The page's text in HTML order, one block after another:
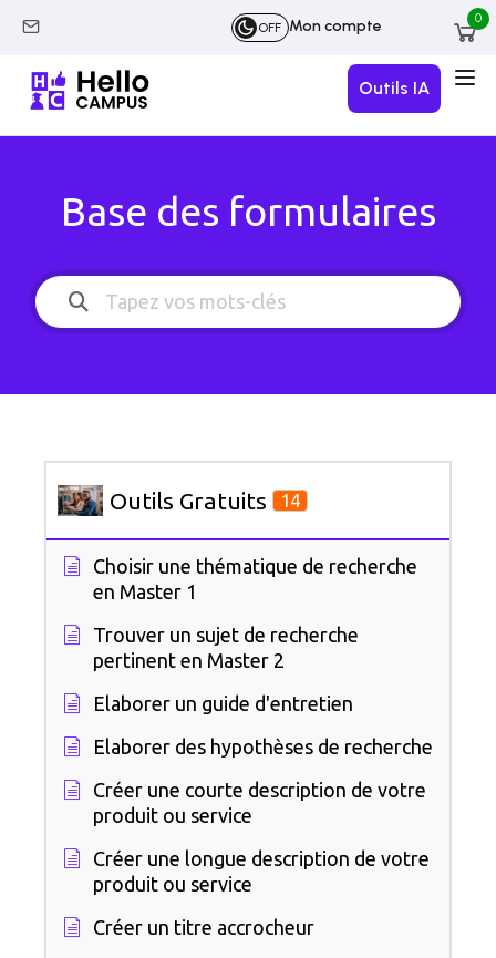
OFF Mon compte 0
Outils IA
Base des formulaires
Outils Gratuits 14
Choisir une thématique de recherche
en Master 1
Trouver un sujet de recherche
pertinent en Master 2
Elaborer un guide d'entretien
Elaborer des hypothèses de recherche
Créer une courte description de votre
produit ou service
Créer une longue description de votre
produit ou service
Créer un titre accrocheur